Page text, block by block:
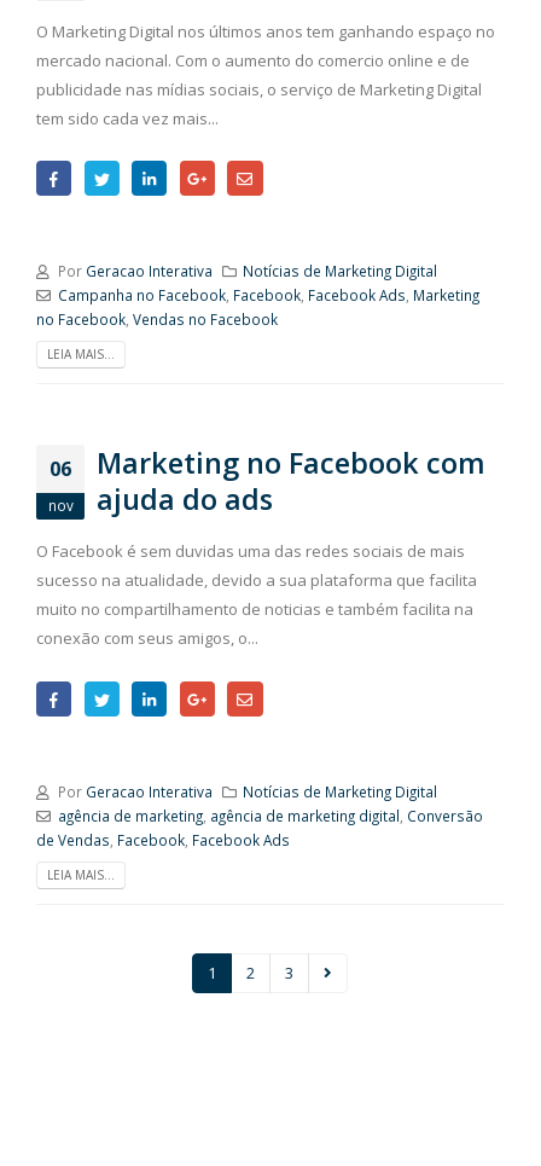
O Marketing Digital nos últimos anos tem ganhando espaço no
mercado nacional. Com o aumento do comercio online e de
publicidade nas mídias sociais, o serviço de Marketing Digital
tem sido cada vez mais...
Por Geracao Interativa
Notícias de Marketing Digital
Campanha no Facebook, Facebook, Facebook Ads Marketing
no Facebook Vendas no Facebook
LEIA MAIS...
06
nov
Marketing no Facebook com
ajuda do ads
O Facebook é sem duvidas uma das redes sociais de mais
sucesso na atualidade, devido a sua plataforma que facilita
muito no compartilhamento de noticias e também facilita na
conexão com seus amigos, o...
Por Geracao Interativa
Notícias de Marketing Digital
agência de marketing, agência de marketing digital Conversão
de Vendas Facebook Facebook Ads
LEIA MAIS...
1 2 3